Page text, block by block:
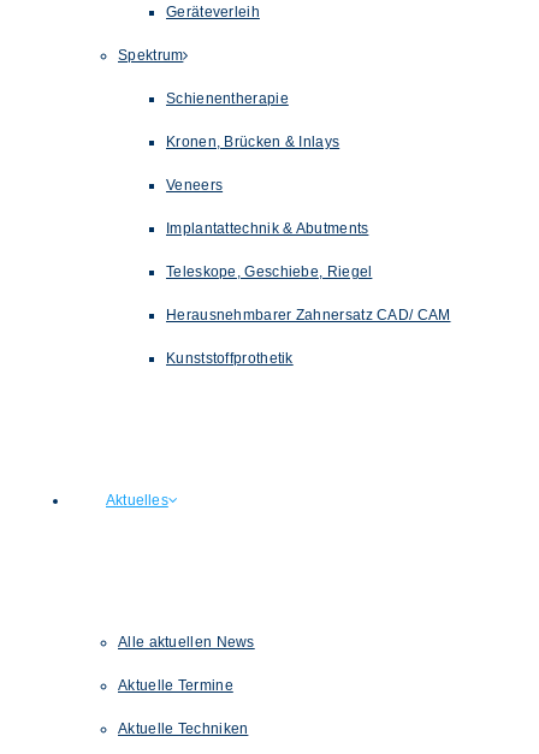
Geräteverleih
Spektrum
Schienentherapie
Kronen, Brücken & Inlays
Veneers
Implantattechnik & Abutments
Teleskope, Geschiebe, Riegel
Herausnehmbarer Zahnersatz CAD/ CAM
Kunststoffprothetik
Aktuelles
Alle aktuellen News
Aktuelle Termine
Aktuelle Techniken